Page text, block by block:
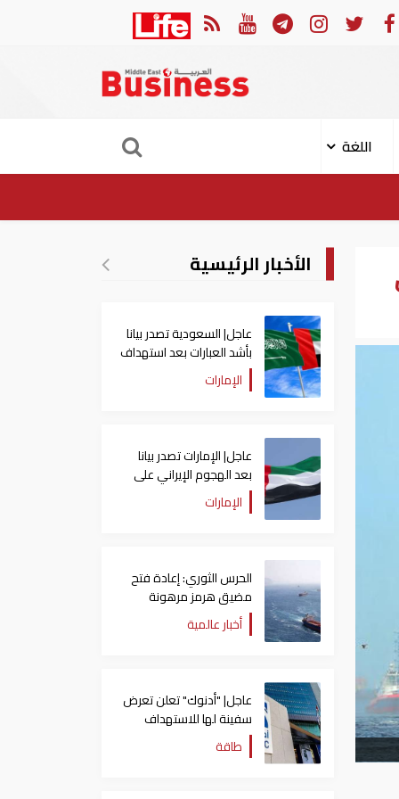
الثوري: إعادة فتح مضيق هرمز مرهونة بقبول واشنطن الكامل لشروط طهران
اللغة
الأخبار الرئيسية
عاجل| السعودية تصدر بيانا
بأشد العبارات بعد استهداف
إيران لناقلة إماراتية
الإمارات
عاجل| الإمارات تصدر بيانا
بعد الهجوم الإيراني على
سفينة تابعة لـ"أدنوك"
الإمارات
الحرس الثوري: إعادة فتح
مضيق هرمز مرهونة
بقبول واشنطن الكامل
لشروط طهران
أخبار عالمية
عاجل| "أدنوك" تعلن تعرض
سفينة لها للاستهداف
بصاروخ في مضيق هرمز
طاقة